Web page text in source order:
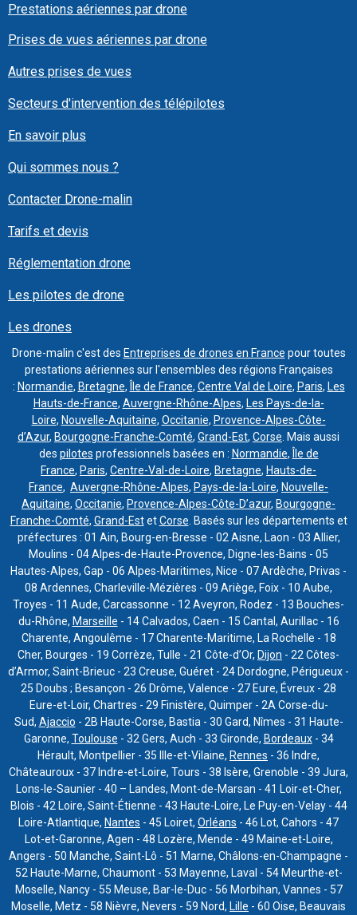
Prestations aériennes par drone
Prises de vues aériennes par drone
Autres prises de vues
Secteurs d'intervention des télépilotes
En savoir plus
Qui sommes nous ?
Contacter Drone-malin
Tarifs et devis
Réglementation drone
Les pilotes de drone
Les drones
Drone-malin c'est des Entreprises de drones en France pour toutes
prestations aériennes sur l'ensembles des régions Françaises
: Normandie, Bretagne, Île de France, Centre Val de Loire, Paris, Les
Hauts-de-France, Auvergne-Rhône-Alpes, Les Pays-de-la-
Loire, Nouvelle-Aquitaine, Occitanie, Provence-Alpes-Côte-
d’Azur, Bourgogne-Franche-Comté, Grand-Est, Corse . Mais aussi
des pilotes professionnels basées en : Normandie,
Île de
France, Paris, Centre-Val-de-Loire, Bretagne, Hauts-de-
France, Auvergne-Rhône-Alpes, Pays-de-la-Loire, Nouvelle-
Aquitaine, Occitanie, Provence-Alpes-Côte-D’azur, Bourgogne-
Franche-Comté, Grand-EstetCorse . Basés sur les départements et
préfectures : 01 Ain, Bourg-en-Bresse - 02 Aisne, Laon - 03 Allier,
Moulins - 04 Alpes-de-Haute-Provence, Digne-les-Bains - 05
Hautes-Alpes, Gap - 06 Alpes-Maritimes, Nice - 07 Ardèche, Privas -
08 Ardennes, Charleville-Mézières - 09 Ariège, Foix - 10 Aube,
Troyes - 11 Aude, Carcassonne - 12 Aveyron, Rodez - 13 Bouches-
du-Rhône, Marseille - 14 Calvados, Caen - 15 Cantal, Aurillac - 16
Charente, Angoulême - 17 Charente-Maritime, La Rochelle - 18
Cher, Bourges - 19 Corrèze, Tulle - 21 Côte-d’Or, Dijon - 22 Côtes-
d’Armor, Saint-Brieuc - 23 Creuse, Guéret - 24 Dordogne, Périgueux -
25 Doubs ; Besançon - 26 Drôme, Valence - 27 Eure, Évreux - 28
Eure-et-Loir, Chartres - 29 Finistère, Quimper - 2A Corse-du-
Sud, Ajaccio - 2B Haute-Corse, Bastia - 30 Gard, Nîmes - 31 Haute-
Garonne, Toulouse - 32 Gers, Auch - 33 Gironde, Bordeaux- 34
Hérault, Montpellier - 35 Ille-et-Vilaine, Rennes - 36 Indre,
Châteauroux - 37 Indre-et-Loire, Tours - 38 Isère, Grenoble - 39 Jura,
Lons-le-Saunier - 40 – Landes, Mont-de-Marsan - 41 Loir-et-Cher,
Blois - 42 Loire, Saint-Étienne - 43 Haute-Loire, Le Puy-en-Velay - 44
Loire-Atlantique, Nantes - 45 Loiret, Orléans - 46 Lot, Cahors - 47
Lot-et-Garonne, Agen - 48 Lozère, Mende - 49 Maine-et-Loire,
Angers - 50 Manche, Saint-Lô - 51 Marne, Châlons-en-Champagne -
52 Haute-Marne, Chaumont - 53 Mayenne, Laval - 54 Meurthe-et-
Moselle, Nancy - 55 Meuse, Bar-le-Duc - 56 Morbihan, Vannes - 57
Moselle, Metz - 58 Nièvre, Nevers - 59 Nord, Lille - 60 Oise, Beauvais